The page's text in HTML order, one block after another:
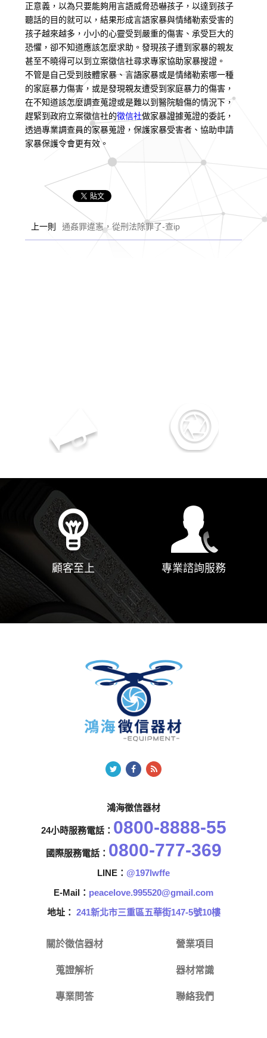
正意義，以為只要能夠用言語威脅恐嚇孩子，以達到孩子
聽話的目的就可以，結果形成言語家暴與情緒勒索受害的
孩子越來越多，小小的心靈受到嚴重的傷害、承受巨大的
恐懼，卻不知道應該怎麼求助。發現孩子遭到家暴的親友
甚至不曉得可以到立案徵信社尋求專家協助家暴搜證。
不管是自己受到肢體家暴、言語家暴或是情緒勒索哪一種
的家庭暴力傷害，或是發現親友遭受到家庭暴力的傷害，
在不知道該怎麼調查蒐證或是難以到醫院驗傷的情況下，
趕緊到政府立案徵信社的徵信社做家暴證據蒐證的委託，
透過專業調查員的家暴蒐證，保護家暴受害者、協助申請
家暴保護令會更有效。
上一則 通姦罪違憲，從刑法除罪了-查ip
顧客至上 專業諮詢服務
鴻海徵信器材
24小時服務電話： 0800-8888-55
國際服務電話： 0800-777-369
LINE： @197lwffe
E-Mail： peacelove.995520@gmail.com
地址： 241新北市三重區五華街147-5號10樓
關於徵信器材 營業項目
蒐證解析 器材常識
專業問答 聯絡我們